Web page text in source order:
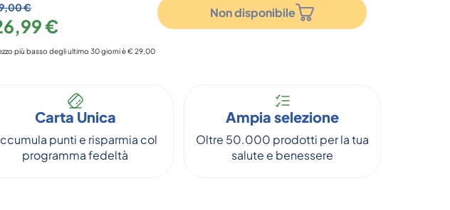
€
€
Non disponibile
più basso degli ultimo 30 giorni è € 29,00
Carta Unica
punti e risparmia col
programma fedeltà
Ampia selezione
Oltre 50.000 prodotti per la tua
salute e benessere